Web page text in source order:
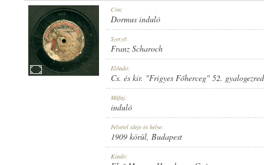
INDULÓ
1909 KÖRÜL
Cím:
Dormus induló
Szerző:
Franz Scharoch
Előadó:
Cs. és kir. "Frigyes Főherceg" 52.
Műfaj:
induló
Felvétel ideje és helye:
1909 körül, Budapest
Kiadó: